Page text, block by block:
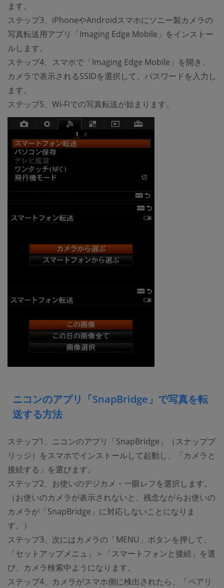
ます。
ステップ3、iPhoneやAndroidスマホにソニー製カメラの
写真転送用アプリ「Imaging Edge Mobile」をインストー
ルします。
ステップ4、スマホで「Imaging Edge Mobile」を開き、
カメラで表示されるSSIDを選択して、パスワードを入力し
ます。
ステップ5、Wi-Fiでの写真転送が始まります。
ニコンのアプリ「SnapBridge」で写真を転
送する方法
ステップ1、ニコンのアプリ「SnapBridge」（スナップブ
リッジ）をスマホでインストールして起動し、「カメラと
接続する」を選びます。
ステップ2、お使いのデジカメ・一眼レフを選択します。
（お使いのカメラが表示されないと、残念ながらお使いの
カメラが「SnapBridge」に対応しないことになりま
す。）
ステップ3、次にはカメラの「MENU」ボタンを押して、
「セットアップメニュ」＞「スマートフォンと接続」を選
び、カメラ検索中ようになります。
ステップ4、カメラがスマホ側に検出されたら、「ペアリ